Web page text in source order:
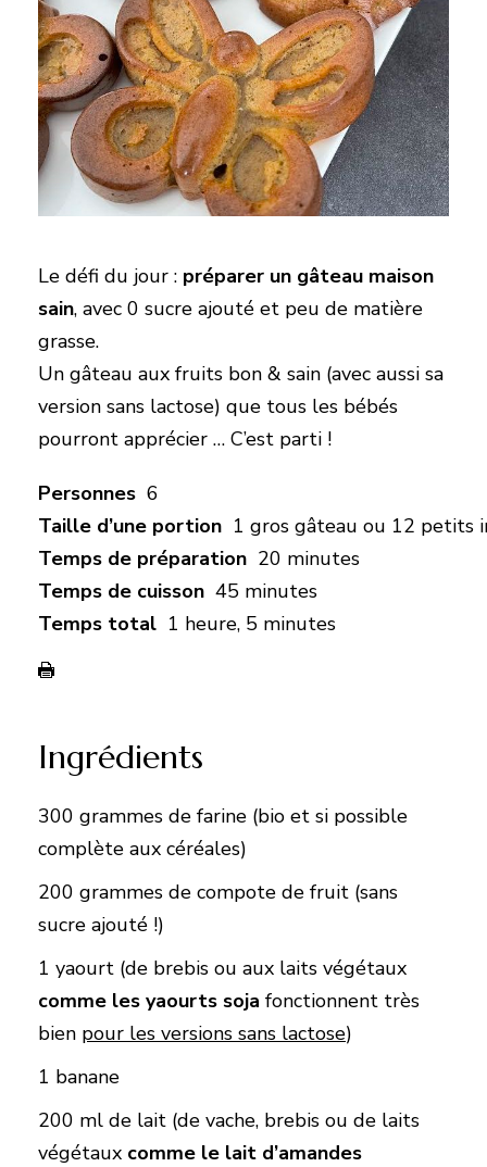
Le défi du jour : préparer un gâteau maison
sain, avec 0 sucre ajouté et peu de matière
grasse.
Un gâteau aux fruits bon & sain (avec aussi sa
version sans lactose) que tous les bébés
pourront apprécier … C’est parti !
Personnes 6
Taille d’une portion 1 gros gâteau ou 12 petits
Temps de préparation 20 minutes
Temps de cuisson 45 minutes
Temps total 1 heure, 5 minutes
Ingrédients
300 grammes de farine (bio et si possible
complète aux céréales)
200 grammes de compote de fruit (sans
sucre ajouté !)
1 yaourt (de brebis ou aux laits végétaux
comme les yaourts soja fonctionnent très
bien pour les versions sans lactose)
1 banane
200 ml de lait (de vache, brebis ou de laits
végétaux comme le lait d’amandes